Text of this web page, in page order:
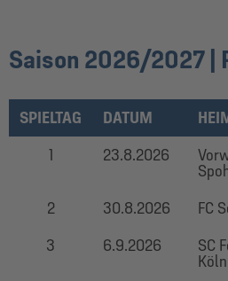
Saison 2026/2027 |
SPIELTAG DATUM
1
23.8.2026
2 30.8.2026 FC
3
6.9.2026
SC
Köln